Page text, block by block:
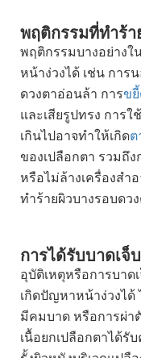
พฤติกรรมที่ทำร้า
พฤติกรรมบางอย่าง
หน้าง่วงได้ เช่น การ
ดวงตาอ่อนล้า การข
และเสียรูปทรง การ
เกินไปอาจทำให้เกิด
ของเปลือกตา รวมถึ
หรือไม่ล้างเครื่องส
ทำร้ายผิวบางรอบดว
การได้รับบาดเจ็
อุบัติเหตุหรือการบาด
เกิดปัญหาหน้าง่วงได้
มีคมบาด หรือการผ่า
เนื้อยกเปลือกตาได้รั